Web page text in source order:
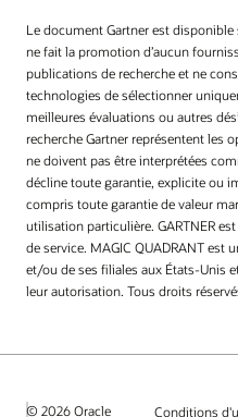
Le document Gartner est disponible
ne fait la promotion d’aucun
publications de recherche et ne
technologies de sélectionner
meilleures évaluations ou autres
recherche Gartner représentent les
ne doivent pas être interprétées
décline toute garantie, explicite ou
compris toute garantie de valeur
utilisation particulière. GARTNER
de service. MAGIC QUADRANT est
et/ou de ses filiales aux États-Unis
leur autorisation. Tous droits
© 2026 Oracle Conditions